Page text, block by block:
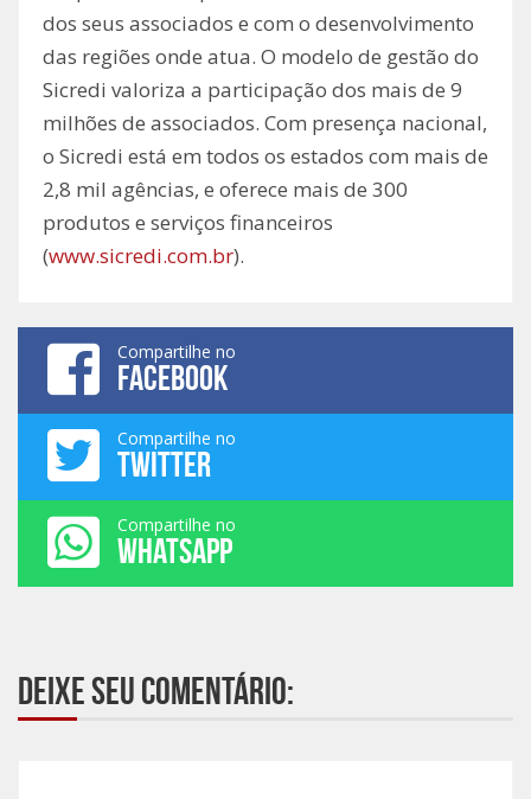
dos seus associados e com o desenvolvimento
das regiões onde atua. O modelo de gestão do
Sicredi valoriza a participação dos mais de 9
milhões de associados. Com presença nacional,
o Sicredi está em todos os estados com mais de
2,8 mil agências, e oferece mais de 300
produtos e serviços financeiros
(www.sicredi.com.br).
Compartilhe no
FACEBOOK
Compartilhe no
TWITTER
Compartilhe no
WHATSAPP
Deixe seu comentário: